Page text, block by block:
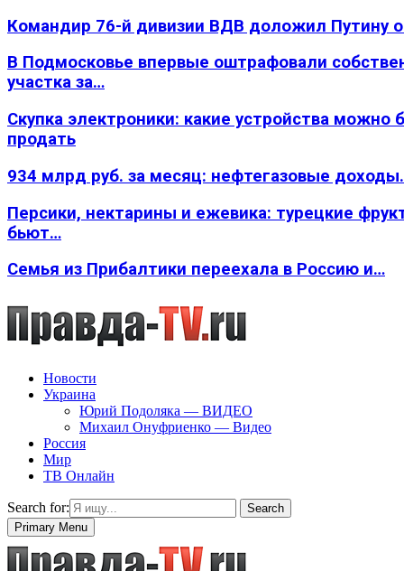
Командир 76-й дивизии ВДВ доложил Путину
В Подмосковье впервые оштрафовали
участка за…
Скупка электроники: какие устройства можно
продать
934 млрд руб. за месяц: нефтегазовые
Персики, нектарины и ежевика: турецкие
бьют…
Семья из Прибалтики переехала в Россию и…
Новости
Украина
Юрий Подоляка — ВИДЕО
Михаил Онуфриенко — Видео
Россия
Мир
ТВ Онлайн
Search for:
Search
Primary Menu